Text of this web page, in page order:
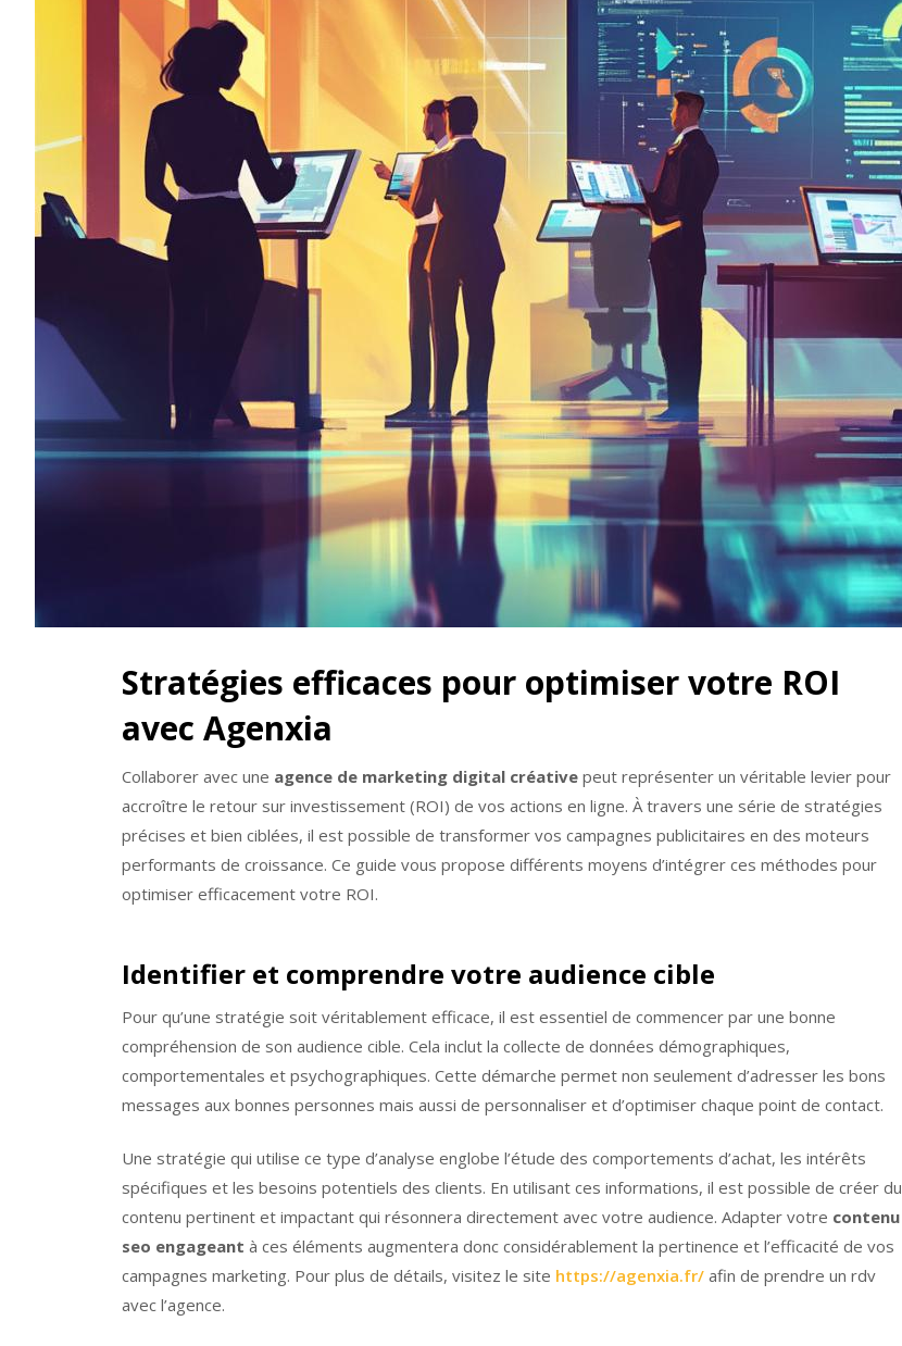
Stratégies efficaces pour optimiser votre ROI
avec Agenxia
Collaborer avec une agence de marketing digital créative peut représenter un véritable levier pour
accroître le retour sur investissement (ROI) de vos actions en ligne. À travers une série de stratégies
précises et bien ciblées, il est possible de transformer vos campagnes publicitaires en des moteurs
performants de croissance. Ce guide vous propose différents moyens d’intégrer ces méthodes pour
optimiser efficacement votre ROI.
Identifier et comprendre votre audience cible
Pour qu’une stratégie soit véritablement efficace, il est essentiel de commencer par une bonne
compréhension de son audience cible. Cela inclut la collecte de données démographiques,
comportementales et psychographiques. Cette démarche permet non seulement d’adresser les bons
messages aux bonnes personnes mais aussi de personnaliser et d’optimiser chaque point de contact.
Une stratégie qui utilise ce type d’analyse englobe l’étude des comportements d’achat, les intérêts
spécifiques et les besoins potentiels des clients. En utilisant ces informations, il est possible de créer du
contenu pertinent et impactant qui résonnera directement avec votre audience. Adapter votre contenu
seo engageant à ces éléments augmentera donc considérablement la pertinence et l’efficacité de vos
campagnes marketing. Pour plus de détails, visitez le site https://agenxia.fr/ afin de prendre un rdv
avec l’agence.